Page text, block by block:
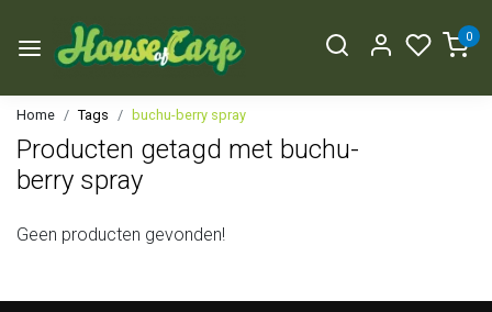
0
Home Tags buchu-berry spray
Producten getagd met buchu-
berry spray
Geen producten gevonden!